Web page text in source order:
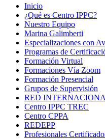
Inicio
¿Qué es Centro IPPC?
Nuestro Equipo
Marina Galimberti
Especializaciones con
Programas de
Formación Virtual
Formaciones Vía Zoom
Formación Presencial
Grupos de Supervisión
RED
Centro IPPC TREC
Centro CPPA
REDEPP
Profesionales